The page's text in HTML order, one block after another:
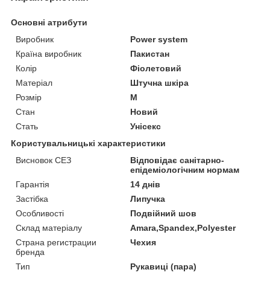
Основні атрибути
Виробник
Power system
Країна виробник
Пакистан
Колір
Фіолетовий
Матеріал
Штучна шкіра
Розмір
M
Стан
Новий
Стать
Унісекс
Користувальницькі характеристики
Висновок СЕЗ
Відповідає санітарно-
епідеміологічним нормам
Гарантія
14 днів
Застібка
Липучка
Особливості
Подвійний шов
Склад матеріалу
Amara,Spandex,Polyester
Страна регистрации
бренда
Чехия
Тип Рукавиці (пара)